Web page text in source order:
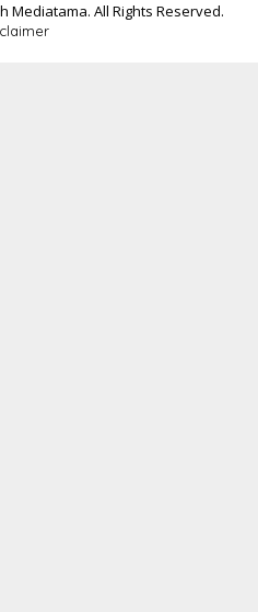
Mediatama. All Rights Reserved.